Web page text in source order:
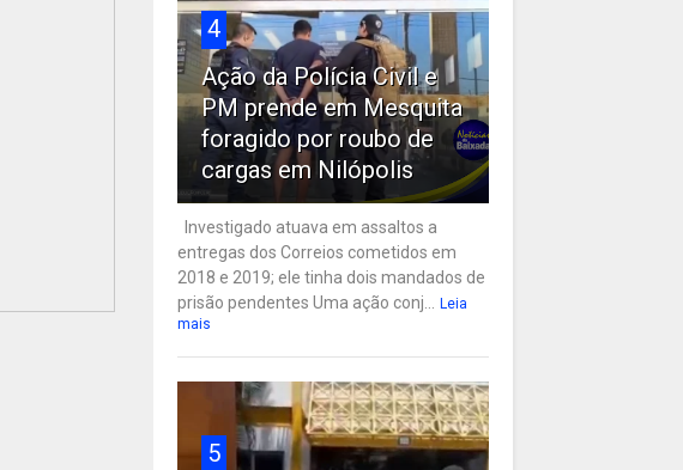
4
Ação da Polícia Civil e
PM prende em Mesquita
foragido por roubo de
cargas em Nilópolis
Investigado atuava em assaltos a
entregas dos Correios cometidos em
2018 e 2019; ele tinha dois mandados de
prisão pendentes Uma ação conj... Leia
mais
5